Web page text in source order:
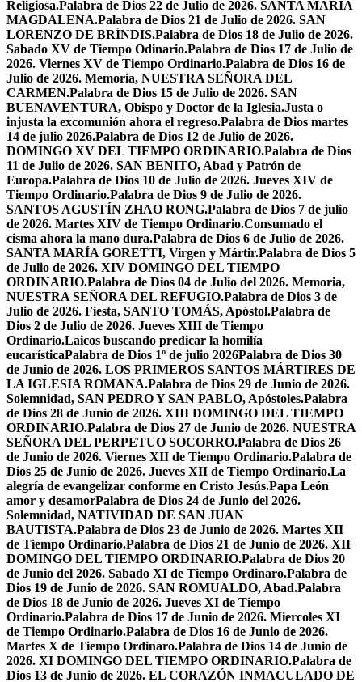
Religiosa.Palabra de Dios 22 de Julio de 2026. SANTA MARÍA
MAGDALENA.Palabra de Dios 21 de Julio de 2026. SAN
LORENZO DE BRÍNDIS.Palabra de Dios 18 de Julio de 2026.
Sabado XV de Tiempo Odinario.Palabra de Dios 17 de Julio de
2026. Viernes XV de Tiempo Ordinario.Palabra de Dios 16 de
Julio de 2026. Memoria, NUESTRA SEÑORA DEL
CARMEN.Palabra de Dios 15 de Julio de 2026. SAN
BUENAVENTURA, Obispo y Doctor de la Iglesia.Justa o
injusta la excomunión ahora el regreso.Palabra de Dios martes
14 de julio 2026.Palabra de Dios 12 de Julio de 2026.
DOMINGO XV DEL TIEMPO ORDINARIO.Palabra de Dios
11 de Julio de 2026. SAN BENITO, Abad y Patrón de
Europa.Palabra de Dios 10 de Julio de 2026. Jueves XIV de
Tiempo Ordinario.Palabra de Dios 9 de Julio de 2026.
SANTOS AGUSTÍN ZHAO RONG.Palabra de Dios 7 de julio
de 2026. Martes XIV de Tiempo Ordinario.Consumado el
cisma ahora la mano dura.Palabra de Dios 6 de Julio de 2026.
SANTA MARÍA GORETTI, Virgen y Mártir.Palabra de Dios 5
de Julio de 2026. XIV DOMINGO DEL TIEMPO
ORDINARIO.Palabra de Dios 04 de Julio del 2026. Memoria,
NUESTRA SEÑORA DEL REFUGIO.Palabra de Dios 3 de
Julio de 2026. Fiesta, SANTO TOMÁS, Apóstol.Palabra de
Dios 2 de Julio de 2026. Jueves XIII de Tiempo
Ordinario.Laicos buscando predicar la homilía
eucarísticaPalabra de Dios 1º de julio 2026Palabra de Dios 30
de Junio de 2026. LOS PRIMEROS SANTOS MÁRTIRES DE
LA IGLESIA ROMANA.Palabra de Dios 29 de Junio de 2026.
Solemnidad, SAN PEDRO Y SAN PABLO, Apóstoles.Palabra
de Dios 28 de Junio de 2026. XIII DOMINGO DEL TIEMPO
ORDINARIO.Palabra de Dios 27 de Junio de 2026. NUESTRA
SEÑORA DEL PERPETUO SOCORRO.Palabra de Dios 26
de Junio de 2026. Viernes XII de Tiempo Ordinario.Palabra de
Dios 25 de Junio de 2026. Jueves XII de Tiempo Ordinario.La
alegría de evangelizar conforme en Cristo Jesús.Papa León
amor y desamorPalabra de Dios 24 de Junio del 2026.
Solemnidad, NATIVIDAD DE SAN JUAN
BAUTISTA.Palabra de Dios 23 de Junio de 2026. Martes XII
de Tiempo Ordinario.Palabra de Dios 21 de Junio de 2026. XII
DOMINGO DEL TIEMPO ORDINARIO.Palabra de Dios 20
de Junio del 2026. Sabado XI de Tiempo Ordinaro.Palabra de
Dios 19 de Junio de 2026. SAN ROMUALDO, Abad.Palabra
de Dios 18 de Junio de 2026. Jueves XI de Tiempo
Ordinario.Palabra de Dios 17 de Junio de 2026. Miercoles XI
de Tiempo Ordinario.Palabra de Dios 16 de Junio de 2026.
Martes X de Tiempo Ordinaro.Palabra de Dios 14 de Junio de
2026. XI DOMINGO DEL TIEMPO ORDINARIO.Palabra de
Dios 13 de Junio de 2026. EL CORAZÓN INMACULADO DE